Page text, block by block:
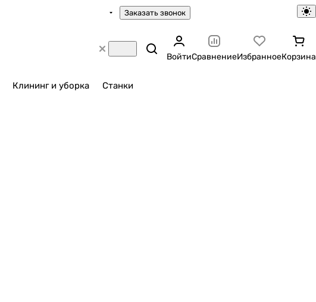
Заказать звонок
ВойтиСравнениеИзбранноеКорзина
Клининг и уборка Станки